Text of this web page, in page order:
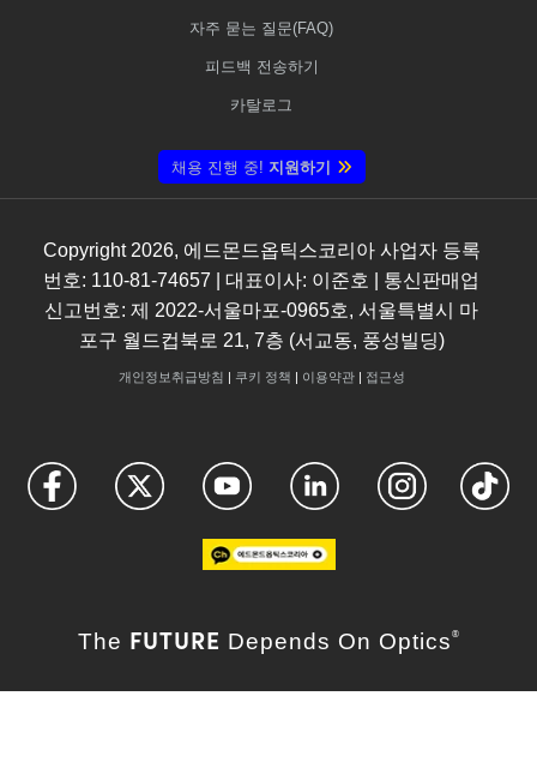
자주 묻는 질문(FAQ)
피드백 전송하기
카탈로그
채용 진행 중! 지원하기
Copyright 2026, 에드몬드옵틱스코리아 사업자 등록
번호: 110-81-74657 | 대표이사: 이준호 | 통신판매업
신고번호: 제 2022-서울마포-0965호, 서울특별시 마
포구 월드컵북로 21, 7층 (서교동, 풍성빌딩)
개인정보취급방침 | 쿠키 정책 | 이용약관| 접근성
The FUTURE Depends On Optics ®